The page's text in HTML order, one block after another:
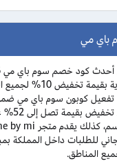
باي مي
منتجات العناية الكورية
تفعيل كوبون سوم باي مي
الحالية
المناطق.